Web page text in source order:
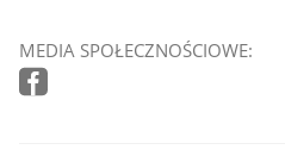
MEDIA SPOŁECZNOŚCIOWE: